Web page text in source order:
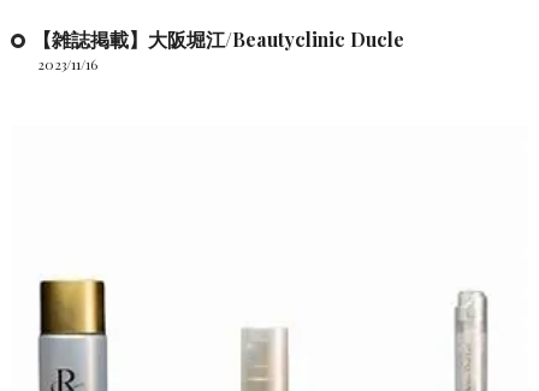
【雑誌掲載】大阪堀江/Beautyclinic Ducle
2023/11/16